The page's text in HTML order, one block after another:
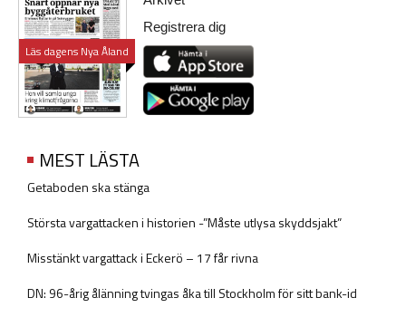
Läs dagens Nya Åland
Registrera dig
MEST LÄSTA
Getaboden ska stänga
Största vargattacken i historien -”Måste utlysa skyddsjakt”
Misstänkt vargattack i Eckerö – 17 får rivna
DN: 96-årig ålänning tvingas åka till Stockholm för sitt bank-id